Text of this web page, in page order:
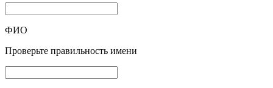
ФИО
Проверьте правильность имени